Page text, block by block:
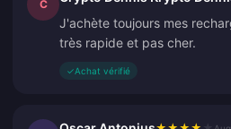
C
J'achète toujours mes
très rapide et pas cher.
✓Achat vérifié